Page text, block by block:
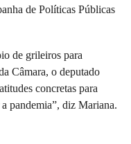
de Políticas Públicas
de grileiros para
Câmara, o deputado
concretas para
pandemia”, diz Mariana.